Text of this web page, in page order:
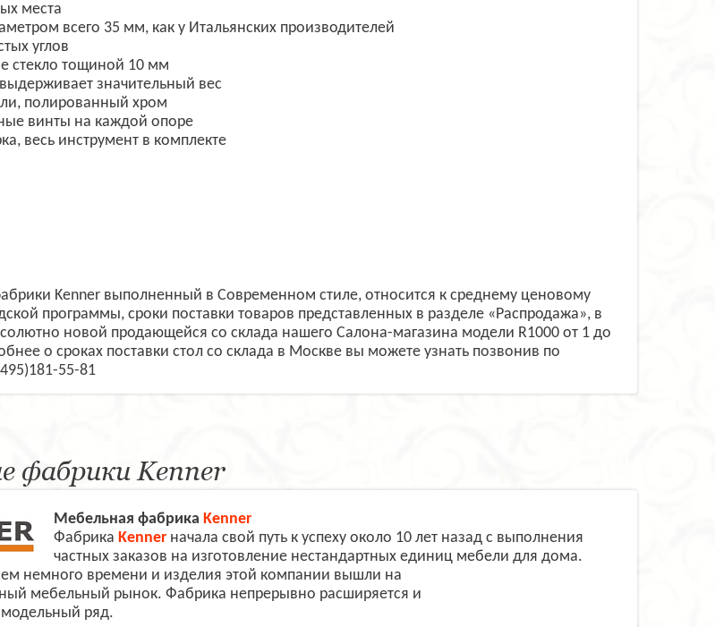
места
всего 35 мм, как у Итальянских производителей
углов
стекло тощиной 10 мм
значительный вес
полированный хром
винты на каждой опоре
весь инструмент в комплекте
Kenner выполненный в Современном стиле, относится к среднему ценовому
программы, сроки поставки товаров представленных в разделе «Распродажа», в
новой продающейся со склада нашего Салона-магазина модели R1000 от 1 до
о сроках поставки стол со склада в Москве вы можете узнать позвонив по
55-81
фабрики Kenner
Мебельная фабрика Kenner
Фабрика Kennerначала свой путь к успеху около 10 лет назад с выполнения
частных заказов на изготовление нестандартных единиц мебели для дома.
немного времени и изделия этой компании вышли на
мебельный рынок. Фабрика непрерывно расширяется и
модельный ряд.